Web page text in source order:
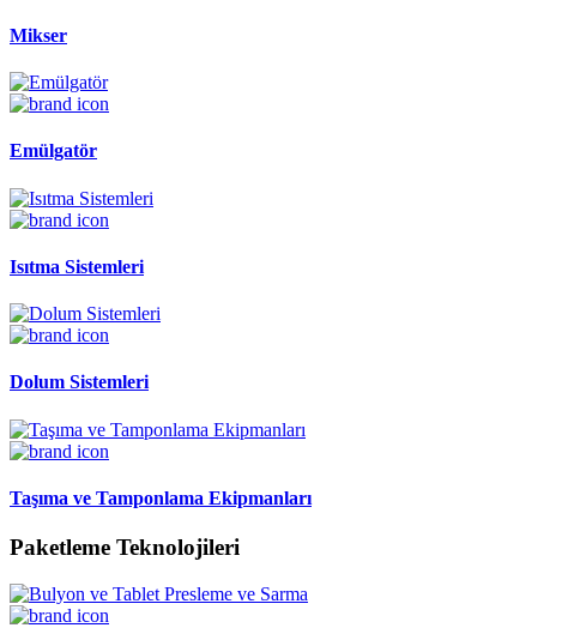
Mikser
Emülgatör
Isıtma Sistemleri
Dolum Sistemleri
Taşıma ve Tamponlama Ekipmanları
Paketleme Teknolojileri